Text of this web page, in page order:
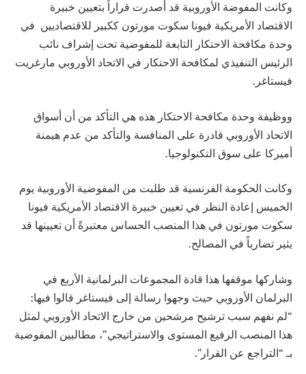
وكانت المفوضة الأوروبية قد أصدرت قراراً بتعيين خبيرة
الاقتصاد الأمريكية فيونا سكوت مورتون ككبير للاقتصاديين في
وحدة مكافحة الاحتكار التابعة للمفوضية تحت إشراف نائب
الرئيس التنفيذي لمكافحة الاحتكار في الاتحاد الأوروبي مارغريت
فيستاغر.
ووظيفة وحدة مكافحة الاحتكار هذه هي التأكد من أن أسواق
الاتحاد الأوروبي قادرة على المنافسة والتأكد من عدم هيمنة
أميركا على سوق التكنولوجيا.
وكانت الحكومة الفرنسية قد طلبت من المفوضية الأوروبية يوم
الخميس إعادة النظر في تعيين خبيرة الاقتصاد الأمريكية فيونا
سكوت مورتون في هذا المنصب الحساس معتبرةً أن تعيينها قد
يثير تضارباً في المصالح.
وشاركها موقفها هذا قادة المجموعات البرلمانية الأربع في
البرلمان الأوروبي حيث وجهوا رسالة إلى فيستاغر قالوا فيها:
“لم نفهم سبب ترشيح مرشحين من خارج الاتحاد الأوروبي لمثل
هذا المنصب الرفيع المستوى والاستراتيجي”، مطالبين المفوضية
بـ “التراجع عن القرار”.